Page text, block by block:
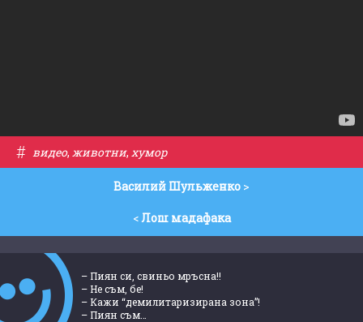
# видео, животни, хумор
Василий Шульженко >
<Лош мадафака
– Пиян си, свиньо мръсна!!
– Не съм, бе!
– Кажи “демилитаризирана зона”!
– Пиян съм…